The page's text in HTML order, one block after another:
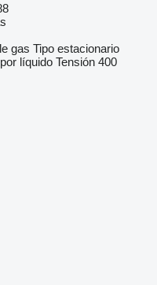
gas Tipo estacionario
líquido Tensión 400